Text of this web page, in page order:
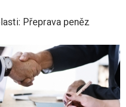
Přeprava peněz